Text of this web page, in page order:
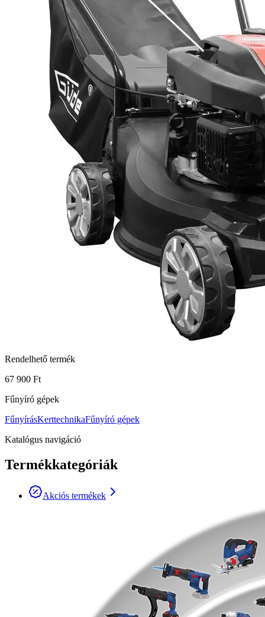
Rendelhető termék
67 900 Ft
Fűnyíró gépek
FűnyírásKerttechnikaFűnyíró gépek
Katalógus navigáció
Termékkategóriák
Akciós termékek